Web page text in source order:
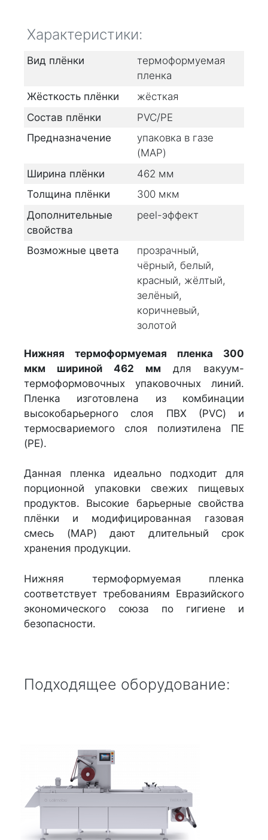
Характеристики:
Вид плёнки
термоформуемая
пленка
Жёсткость плёнки
жёсткая
Состав плёнки
PVC/PE
Предназначение
упаковка в газе
(MAP)
Ширина плёнки
462 мм
Толщина плёнки
300 мкм
Дополнительные
свойства
peel-эффект
Возможные цвета
прозрачный,
чёрный, белый,
красный, жёлтый,
зелёный,
коричневый,
золотой
Нижняя термоформуемая пленка 300
мкм шириной 462 мм для вакуум-
термоформовочных упаковочных линий.
Пленка изготовлена из комбинации
высокобарьерного слоя ПВХ (PVC) и
термосвариемого слоя полиэтилена ПЕ
(РЕ).
Данная пленка идеально подходит для
порционной упаковки свежих пищевых
продуктов. Высокие барьерные свойства
плёнки и модифицированная газовая
смесь (MAP) дают длительный срок
хранения продукции.
Нижняя термоформуемая пленка
соответствует требованиям Евразийского
экономического союза по гигиене и
безопасности.
Подходящее оборудование: